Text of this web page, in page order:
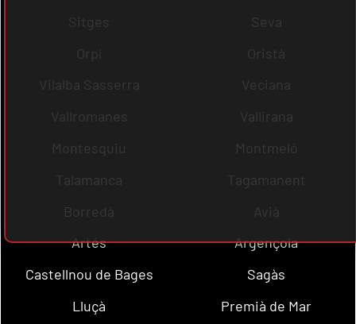
Sitges
Seva
Orpí
Oristà
Vilalba Sasserra
Veciana
Vallromanes
Vallirana
Montesquiu
Montmeló
Talamanca
Tagamanent
Borredà
Avià
Artés
Argençola
Castellnou de Bages
Sagàs
Lluçà
Premià de Mar